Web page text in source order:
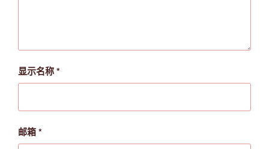
显示名称*
邮箱*